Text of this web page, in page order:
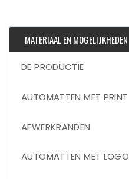
MATERIAAL EN MOGELIJKHEDEN
DE PRODUCTIE
AUTOMATTEN MET PRINT
AFWERKRANDEN
AUTOMATTEN MET LOGO